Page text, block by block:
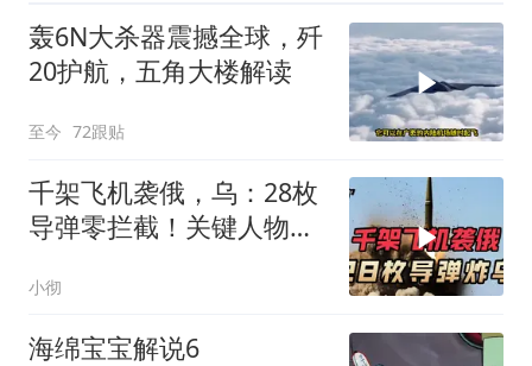
轰6N大杀器震撼全球，歼
20护航，五角大楼解读
至今 72跟贴
千架飞机袭俄，乌：28枚
导弹零拦截！关键人物被
小彻
海绵宝宝解说6